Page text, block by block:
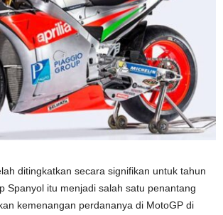
ditingkatkan secara signifikan untuk tahun
Spanyol itu menjadi salah satu penantang
kemenangan perdananya di MotoGP di